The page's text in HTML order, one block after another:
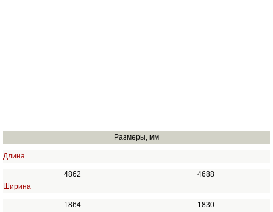
Размеры, мм
Длина
4862
4688
Ширина
1864
1830